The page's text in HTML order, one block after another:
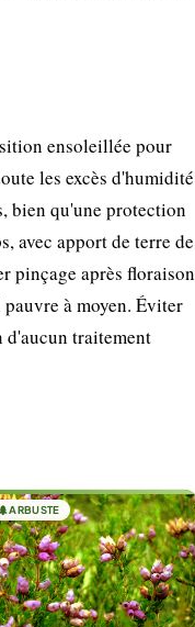
ensoleillée pour
les excès d'humidité
bien qu'une protection
avec apport de terre de
pinçage après floraison
à moyen. Éviter
d'aucun traitement
🌲ARBUSTE